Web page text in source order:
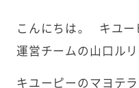
こんにちは。 キユ
運営チームの山口ルリ
キユーピーのマヨテラ